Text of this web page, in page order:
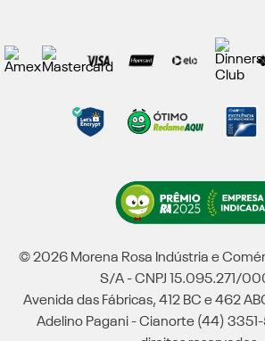
© 2026 Morena Rosa Indústria e
S/A - CNPJ 15.095.271/
Avenida das Fábricas, 412 BC e 462
Adelino Pagani - Cianorte (44)